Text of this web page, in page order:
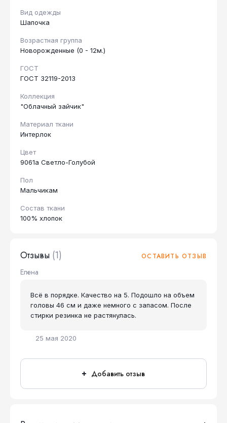
Вид одежды
Шапочка
Возрастная группа
Новорожденные (0 - 12м.)
ГОСТ
ГОСТ 32119-2013
Коллекция
"Облачный зайчик"
Материал ткани
Интерлок
Цвет
9061а Светло-Голубой
Пол
Мальчикам
Состав ткани
100% хлопок
Отзывы (1) ОСТАВИТЬ ОТЗЫВ
Елена
25 мая 2020
Всё в порядке. Качество на 5. Подошло на объем
головы 46 см и даже немного с запасом. После
стирки резинка не растянулась.
Добавить отзыв